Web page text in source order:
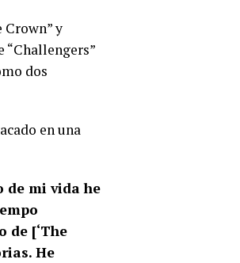
y
“Challengers”
dos
en una
de mi vida he
de [‘The
He